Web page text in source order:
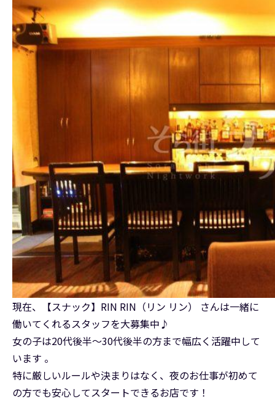
現在、【スナック】RIN RIN（リン リン） さんは一緒に
働いてくれるスタッフを大募集中♪
女の子は20代後半～30代後半の方まで幅広く活躍中して
います 。
特に厳しいルールや決まりはなく、夜のお仕事が初めて
の方でも安心してスタートできるお店です！